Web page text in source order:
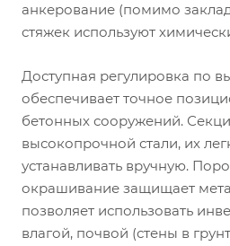
анкерование (помимо
стяжек используют
Доступная регулировка по
обеспечивает точное
бетонных сооружений.
высокопрочной стали, их
устанавливать вручную.
окрашивание защищает
позволяет использовать
влагой, почвой (стены в